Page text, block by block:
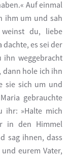
Auf einmal
ihm um und sah
du, liebe
dachte, es sei der
ihn weggebracht
dann hole ich ihn
sie sich um und
gebrauchte
ihr: »Halte mich
in den Himmel
sag ihnen, dass
eurem Vater,